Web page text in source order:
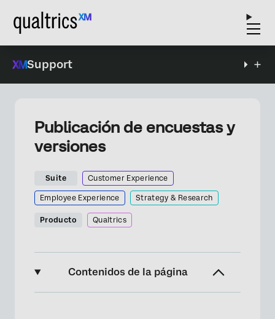
Support
Publicación de encuestas y
versiones
Suite Customer Experience
Employee Experience Strategy & Research
Producto Qualtrics
Contenidos de la página